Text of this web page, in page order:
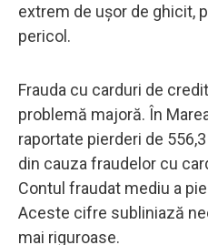
extrem de ușor de ghicit,
pericol.
Frauda cu carduri de
problemă majoră. În
raportate pierderi de
din cauza fraudelor cu
Contul fraudat mediu a
Aceste cifre subliniază
mai riguroase.